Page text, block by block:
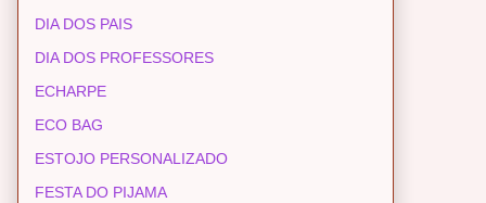
DIA DOS PAIS
DIA DOS PROFESSORES
ECHARPE
ECO BAG
ESTOJO PERSONALIZADO
FESTA DO PIJAMA